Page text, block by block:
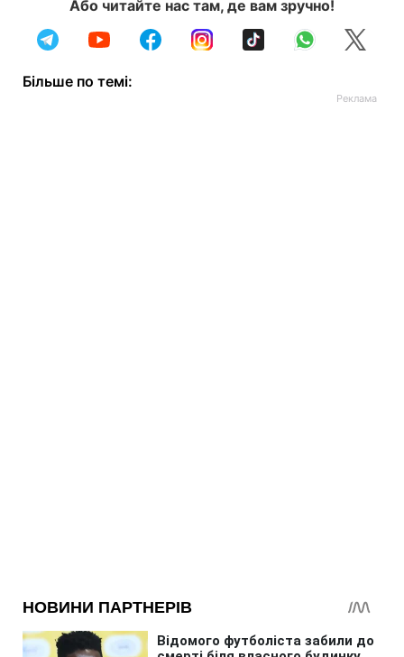
Або читайте нас там, де вам зручно!
Більше по темі: